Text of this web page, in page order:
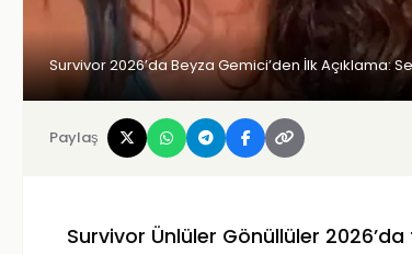
Survivor 2026’da Beyza Gemici’den İlk Açıklama:
Paylaş
Survivor Ünlüler Gönüllüler